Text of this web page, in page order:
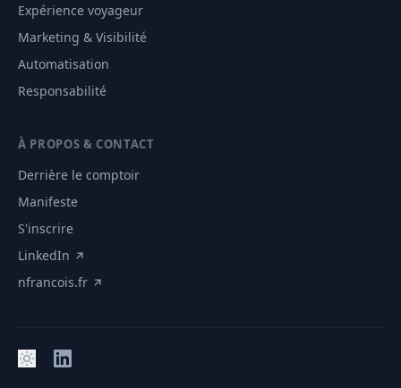
Expérience voyageur
Marketing & Visibilité
Automatisation
Responsabilité
À PROPOS & CONTACT
Derrière le comptoir
Manifeste
S'inscrire
LinkedIn
nfrancois.fr